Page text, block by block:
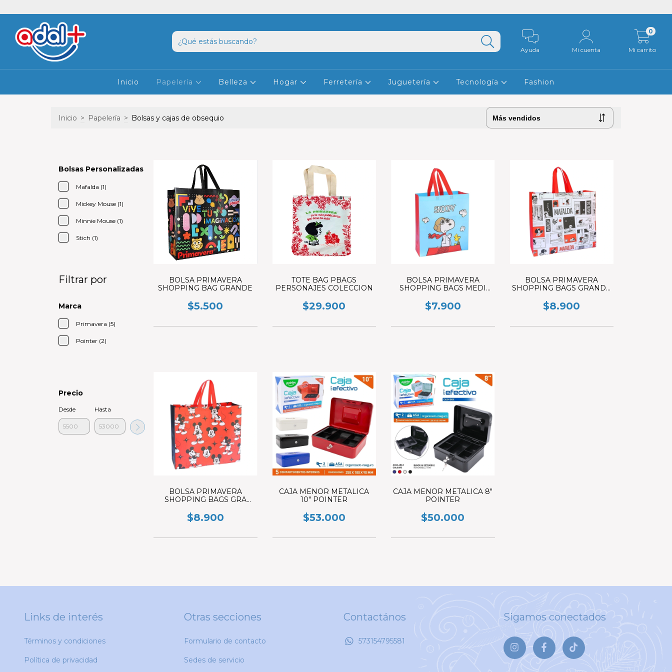
Ayuda Mi cuenta Mi carrito
0
Inicio Papelería Belleza Hogar Ferretería Juguetería Tecnología Fashion
Inicio > Papelería > Bolsas y cajas de obsequio
Filtrar por
Bolsas Personalizadas
Mafalda (1)
Mickey Mouse (1)
Minnie Mouse (1)
Stich (1)
Precio
Desde Hasta
Marca
Primavera (5)
Pointer (2)
BOLSA PRIMAVERA
SHOPPING BAG GRANDE
$5.500
TOTE BAG PBAGS
PERSONAJES COLECCION
$29.900
BOLSA PRIMAVERA
SHOPPING BAGS MEDI
$7.900
BOLSA PRIMAVERA
SHOPPING BAGS GRANDE
$8.900
BOLSA PRIMAVERA
SHOPPING BAGS GRA
$8.900
CAJA MENOR METALICA
10" POINTER
$53.000
CAJA MENOR METALICA 8"
POINTER
$50.000
Links de interés
Términos y condiciones
Política de privacidad
Otras secciones
Formulario de contacto
Sedes de servicio
Contactános
573154795581
Sigamos conectados